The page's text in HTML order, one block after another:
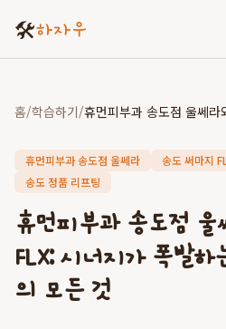
🛠️하자우
홈/학습하기/
휴먼피부과 송도점 울쎄라 송도 써마지
송도 정품 리프팅
휴먼피부과 송도점 울
FLX: 시너지가 폭발하
의 모든 것